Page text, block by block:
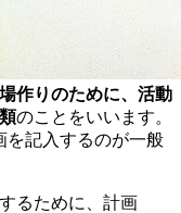
作りのために、活動
のことをいいます。
を記入するのが一般
るために、計画